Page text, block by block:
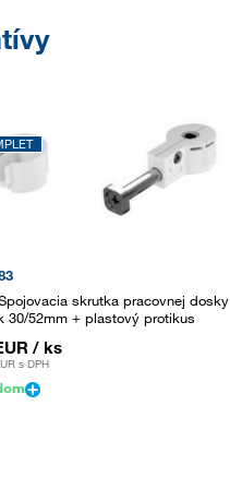
skrutka pracovnej dosky
30/52mm + plastový protikus
/ ks
s DPH